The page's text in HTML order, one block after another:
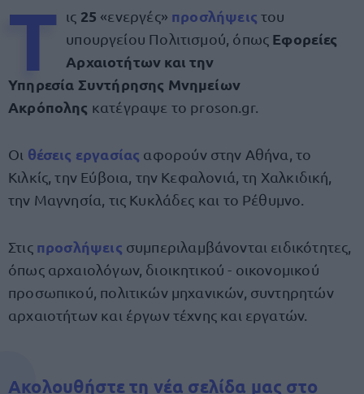
Τ ις 25 «ενεργές» προσλήψειςτου
υπουργείου Πολιτισμού, όπως Εφορείες
Αρχαιοτήτων και την
Υπηρεσία Συντήρησης Μνημείων
Ακρόπολης κατέγραψε το proson.gr.
Οι θέσεις εργασίας αφορούν στην Αθήνα, τo
Κιλκίς, την Εύβοια, την Κεφαλονιά, τη Χαλκιδική,
την Μαγνησία, τις Κυκλάδες και το Ρέθυμνο.
Στις προσλήψεις συμπεριλαμβάνονται ειδικότητες,
όπως αρχαιολόγων, διοικητικού - οικονομικού
προσωπικού, πολιτικών μηχανικών, συντηρητών
αρχαιοτήτων και έργων τέχνης και εργατών.
Ακολουθήστε τη νέα σελίδα μας στο